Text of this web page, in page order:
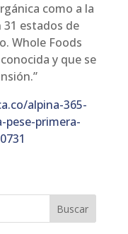
como a la
31 estados de
Whole Foods
y que se
alpina-365-
pese-primera-